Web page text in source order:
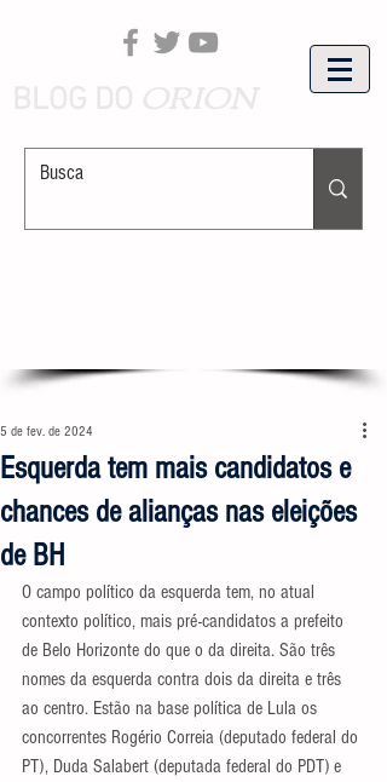
Esquerda tem mais candidatos e
chances de alianças nas eleições
de BH
5 de fev. de 2024
O campo político da esquerda tem, no atual
contexto político, mais pré-candidatos a prefeito
de Belo Horizonte do que o da direita. São três
nomes da esquerda contra dois da direita e três
ao centro. Estão na base política de Lula os
concorrentes Rogério Correia (deputado federal do
PT), Duda Salabert (deputada federal do PDT) e